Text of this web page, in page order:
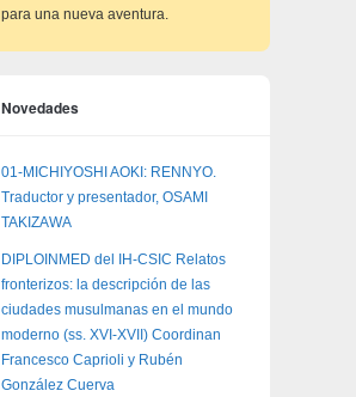
para una nueva aventura.
Novedades
01-MICHIYOSHI AOKI: RENNYO.
Traductor y presentador, OSAMI
TAKIZAWA
DIPLOINMED del IH-CSIC Relatos
fronterizos: la descripción de las
ciudades musulmanas en el mundo
moderno (ss. XVI-XVII) Coordinan
Francesco Caprioli y Rubén
González Cuerva